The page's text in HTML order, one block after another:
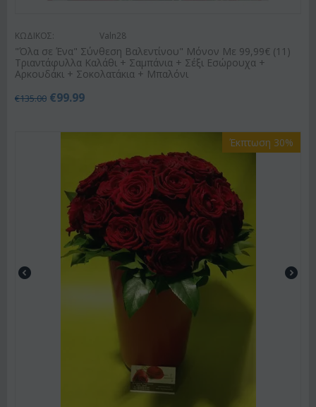
ΚΩΔΙΚΟΣ: Valn28
"Όλα σε Ένα" Σύνθεση Βαλεντίνου" Μόνον Με 99,99€ (11)
Τριαντάφυλλα Καλάθι + Σαμπάνια + Σέξι Εσώρουχα +
Αρκουδάκι + Σοκολατάκια + Μπαλόνι
€135.00 €99.99
Έκπτωση 30%